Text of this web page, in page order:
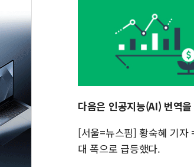
다음은 인공지능(AI) 번역
[서울=뉴스핌] 황숙혜 기자
대 폭으로 급등했다.